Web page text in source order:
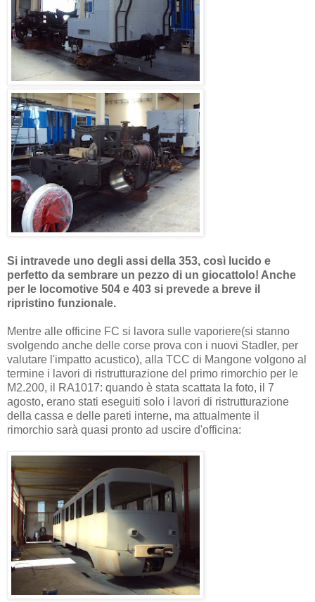
Si intravede uno degli assi della 353, così lucido e
perfetto da sembrare un pezzo di un giocattolo! Anche
per le locomotive 504 e 403 si prevede a breve il
ripristino funzionale.
Mentre alle officine FC si lavora sulle vaporiere(si stanno
svolgendo anche delle corse prova con i nuovi Stadler, per
valutare l'impatto acustico), alla TCC di Mangone volgono al
termine i lavori di ristrutturazione del primo rimorchio per le
M2.200, il RA1017: quando è stata scattata la foto, il 7
agosto, erano stati eseguiti solo i lavori di ristrutturazione
della cassa e delle pareti interne, ma attualmente il
rimorchio sarà quasi pronto ad uscire d'officina: